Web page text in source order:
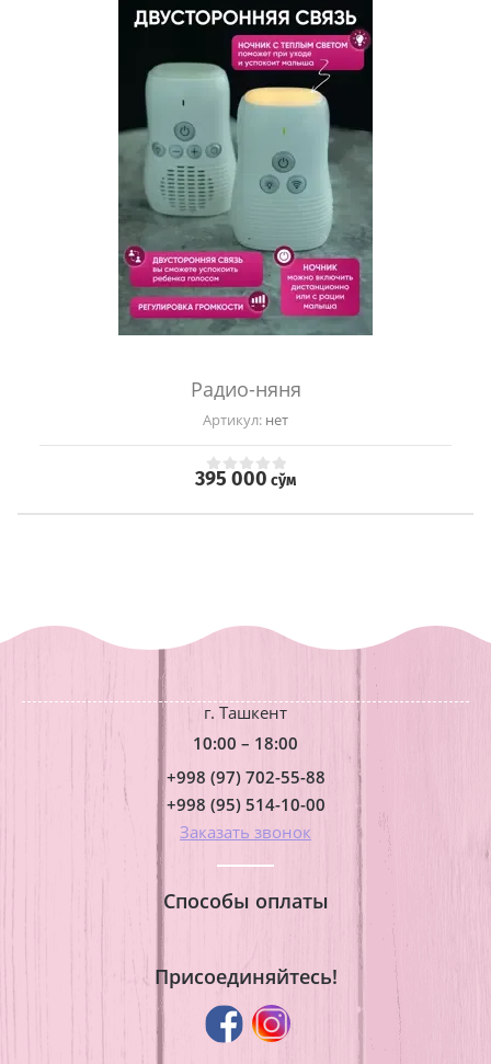
Радио-няня
Артикул: нет
395 000 сўм
г. Ташкент
10:00 – 18:00
+998 (97) 702-55-88
+998 (95) 514-10-00
Заказать звонок
Способы оплаты
Присоединяйтесь!